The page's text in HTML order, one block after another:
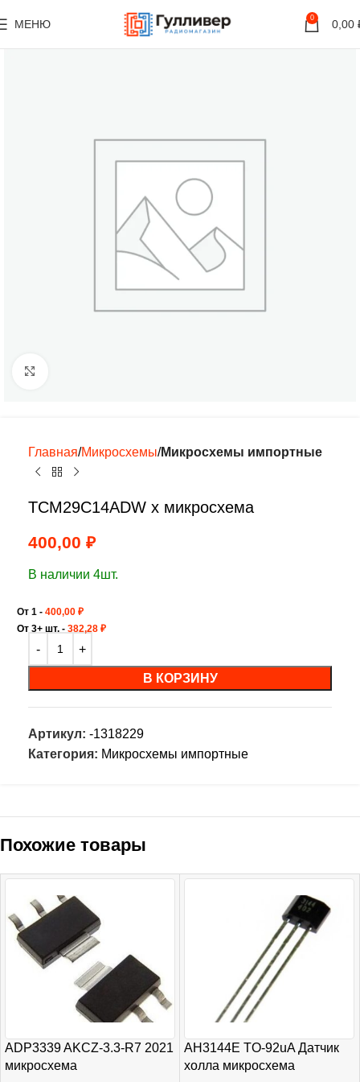
МЕНЮ 0 0,00
Главная Микросхемы Микросхемы импортные
TCM29C14ADW х микросхема
400,00 ₽
В наличии 4шт.
От 1 - 400,00 ₽
От 3+ шт. - 382,28 ₽
В КОРЗИНУ
Артикул: -1318229
Категория: Микросхемы импортные
Похожие товары
ADP3339 AKCZ-3.3-R7 2021
микросхема
AH3144E TO-92uA Датчик
холла микросхема